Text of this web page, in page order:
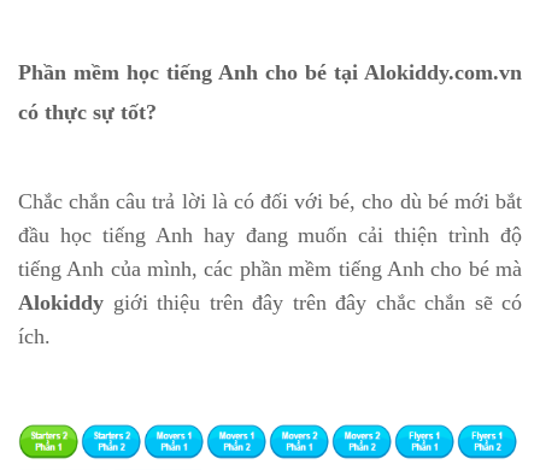
Phần mềm học tiếng Anh cho bé tại Alokiddy.com.vn
có thực sự tốt?
Chắc chắn câu trả lời là có đối với bé, cho dù bé mới bắt
đầu học tiếng Anh hay đang muốn cải thiện trình độ
tiếng Anh của mình, các phần mềm tiếng Anh cho bé mà
Alokiddy giới thiệu trên đây trên đây chắc chắn sẽ có
ích.